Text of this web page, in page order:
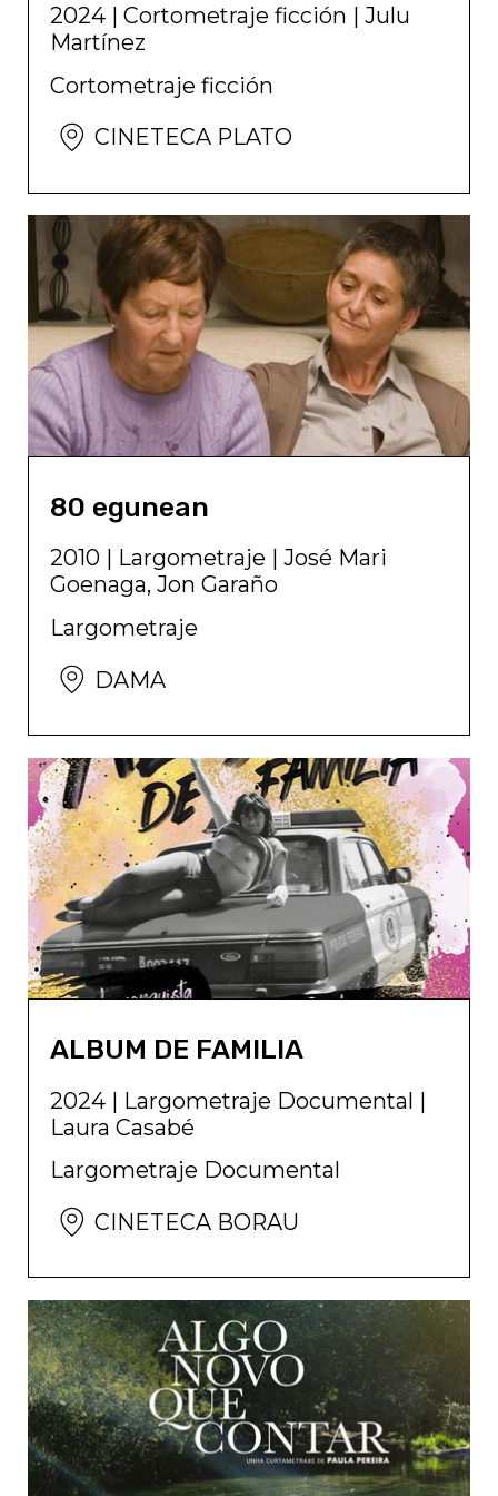
2024 |Cortometraje ficción |Julu
Martínez
Cortometraje ficción
CINETECA PLATO
80 egunean
2010 | Largometraje |José Mari
Goenaga, Jon Garaño
Largometraje
DAMA
ALBUM DE FAMILIA
2024 | Largometraje Documental |
Laura Casabé
Largometraje Documental
CINETECA BORAU